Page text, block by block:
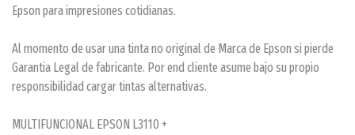
Epson para impresiones cotidianas.
Al momento de usar una tinta no original de Marca de Epson si pierde
Garantia Legal de fabricante. Por end cliente asume bajo su propio
responsibilidad cargar tintas alternativas.
MULTIFUNCIONAL EPSON L3110 +